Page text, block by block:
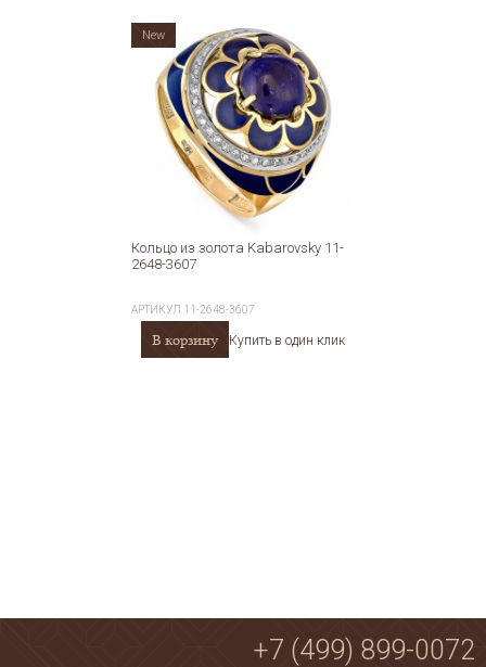
Кольцо из золота Kabarovsky 11-
2648-3607
АРТИКУЛ 11-2648-3607
В корзину Купить в один клик
New
+7 (499) 899-0072